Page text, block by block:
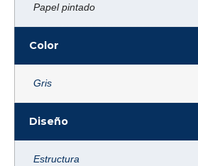
Papel pintado
Color
Gris
Diseño
Estructura